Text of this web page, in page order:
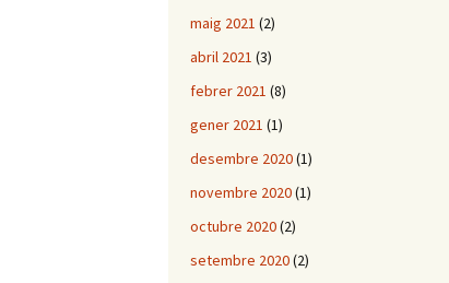
maig 2021 (2)
abril 2021 (3)
febrer 2021 (8)
gener 2021 (1)
desembre 2020(1)
novembre 2020(1)
octubre 2020(2)
setembre 2020(2)